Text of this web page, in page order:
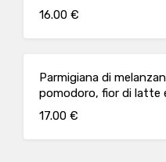
16.00 €
Parmigiana di
pomodoro, fior di latte
17.00 €